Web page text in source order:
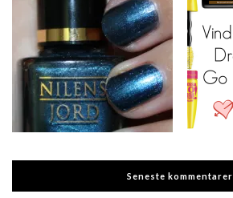
Seneste kommentarer